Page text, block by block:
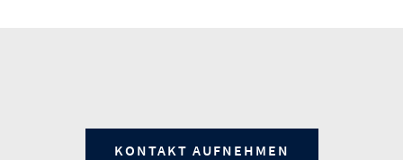
KONTAKT AUFNEHMEN